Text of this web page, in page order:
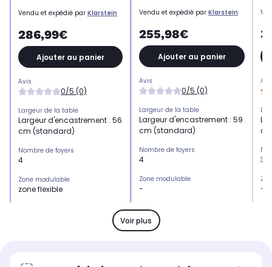
Vendu et expédié par Klarstein
286,99€
Ajouter au panier
Avis
0/5 (0)
Largeur de la table
Largeur d'encastrement : 56
cm (standard)
Nombre de foyers
4
Zone modulable
zone flexible
Vendu et expédié par Klarstein
255,98€
Ajouter au panier
Avis
0/5 (0)
Largeur de la table
Largeur d'encastrement : 59
cm (standard)
Nombre de foyers
4
Zone modulable
-
Type de commandes
slider
3
-
Voir plus